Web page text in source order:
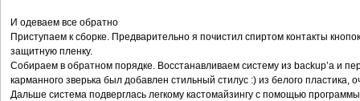
И одеваем все обратно
Приступаем к сборке. Предварительно я почистил спиртом контакты
защитную пленку.
Собираем в обратном порядке. Восстанавливаем систему из backup’a и
карманного зверька был добавлен стильный стилус :) из белого пластика,
Дальше система подверглась легкому кастомайзингу с помощью